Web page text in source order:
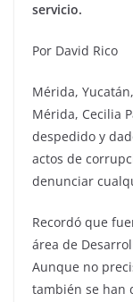
servicio.
Por David Rico
Mérida,
Mérida, Cecilia
despedido y
actos de
denunciar
Recordó que
área de
Aunque no
también se han